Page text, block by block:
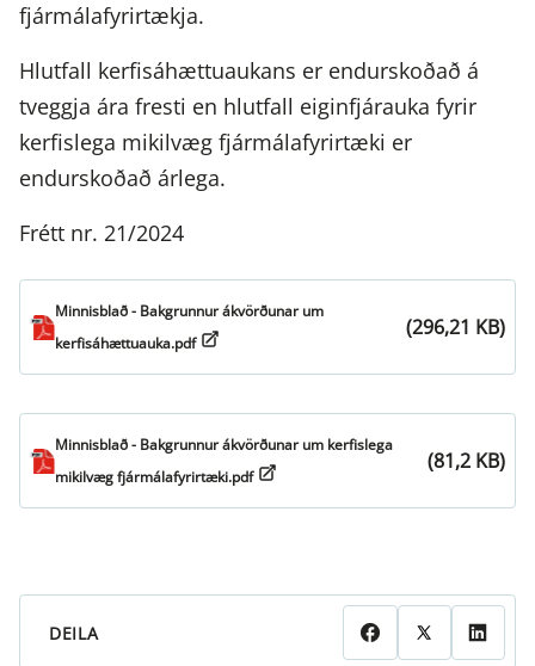
fjármálafyrirtækja.
Hlutfall kerfisáhættuaukans er endurskoðað á
tveggja ára fresti en hlutfall eiginfjárauka fyrir
kerfislega mikilvæg fjármálafyrirtæki er
endurskoðað árlega.
Frétt nr. 21/2024
Minnisblað - Bakgrunnur ákvörðunar um
kerfisáhættuauka.pdf
(296,21 KB)
Minnisblað - Bakgrunnur ákvörðunar um kerfislega
mikilvæg fjármálafyrirtæki.pdf
(81,2 KB)
DEILA